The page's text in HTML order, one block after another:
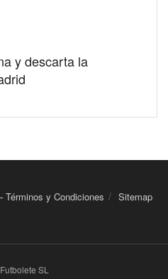
y descarta la
Términos y Condiciones Sitemap
SL